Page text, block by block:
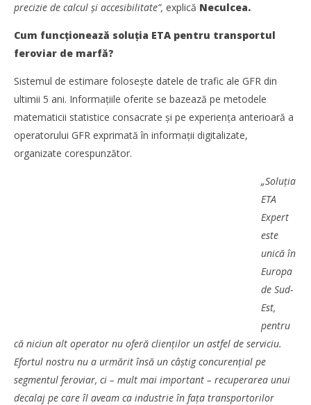
Redacția
precizie de calcul și accesibilitate”, explică Neculcea.
Cum funcționează soluția ETA pentru transportul
feroviar de marfă?
Sistemul de estimare folosește datele de trafic ale GFR din
ultimii 5 ani. Informațiile oferite se bazează pe metodele
matematicii statistice consacrate și pe experiența anterioară a
operatorului GFR exprimată în informații digitalizate,
organizate corespunzător.
„Soluția
ETA
Expert
este
unică în
Europa
de Sud-
Est,
pentru
că niciun alt operator nu oferă clienților un astfel de serviciu.
Efortul nostru nu a urmărit însă un câștig concurențial pe
segmentul feroviar, ci – mult mai important – recuperarea unui
decalaj pe care îl aveam ca industrie în fața transportorilor